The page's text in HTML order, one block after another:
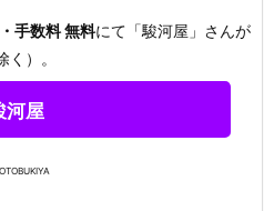
手数料 無料にて「駿河屋」さんが
）。
河屋